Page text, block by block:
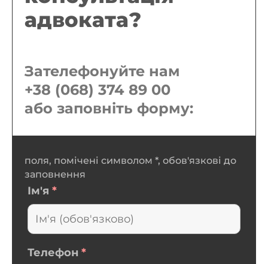
адвоката?
Зателефонуйте нам
+38 (068) 374 89 00
або заповніть форму:
поля, помічені символом *, обов'язкові до
заповнення
Ім'я *
Телефон *